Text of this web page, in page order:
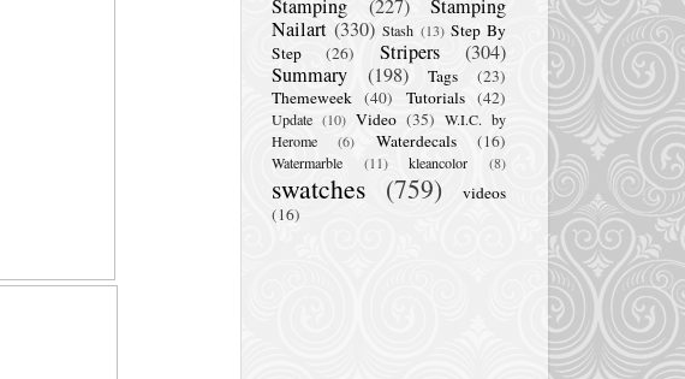
Stamping (227)
Stamping
Nailart (330) Stash (13) Step By
Step
(26) Stripers
(304)
Summary
(198) Tags
(23)
Themeweek (40) Tutorials (42)
Update (10) Video (35) W.I.C. by
Herome
(6) Waterdecals (16)
Watermarble (11) kleancolor (8)
swatches (759)
videos
(16)